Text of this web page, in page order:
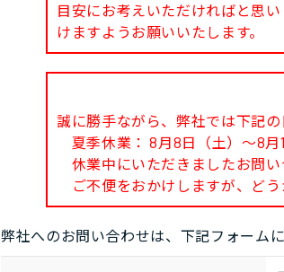
目安にお考えいただければと思
けますようお願いいたします。
誠に勝手ながら、弊社では下記
夏季休業： 8月8日（土）～8月
休業中にいただきましたお問
ご不便をおかけしますが、どう
弊社へのお問い合わせは、下記フォーム